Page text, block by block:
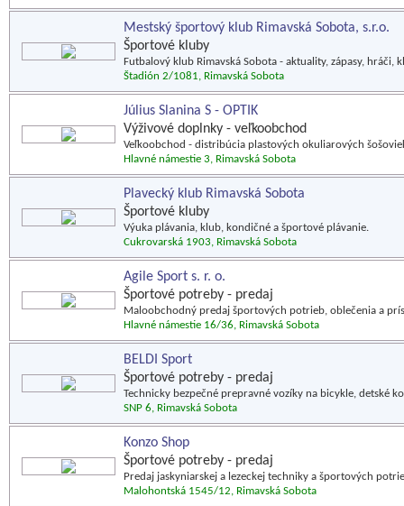
Mestský športový klub Rimavská Sobota, s.r.o.
Športové kluby
Futbalový klub Rimavská Sobota - aktuality, zápasy, hráči,
Štadión 2/1081, Rimavská Sobota
Július Slanina S - OPTIK
Výživové doplnky - veľkoobchod
Veľkoobchod - distribúcia plastových okuliarových šošoviek
Hlavné námestie 3, Rimavská Sobota
Plavecký klub Rimavská Sobota
Športové kluby
Výuka plávania, klub, kondičné a športové plávanie.
Cukrovarská 1903, Rimavská Sobota
Agile Sport s. r. o.
Športové potreby - predaj
Maloobchodný predaj športových potrieb, oblečenia a
Hlavné námestie 16/36, Rimavská Sobota
BELDI Sport
Športové potreby - predaj
Technicky bezpečné prepravné vozíky na bicykle, detské
SNP 6, Rimavská Sobota
Konzo Shop
Športové potreby - predaj
Predaj jaskyniarskej a lezeckej techniky a športových
Malohontská 1545/12, Rimavská Sobota